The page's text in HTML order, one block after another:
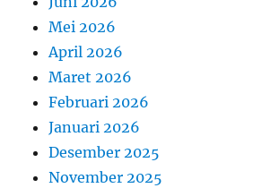
Mei 2026
April 2026
Maret 2026
Februari 2026
Januari 2026
Desember 2025
November 2025